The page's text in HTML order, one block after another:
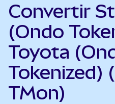
Convertir
(Ondo
Toyota
Tokenized)
TMon)